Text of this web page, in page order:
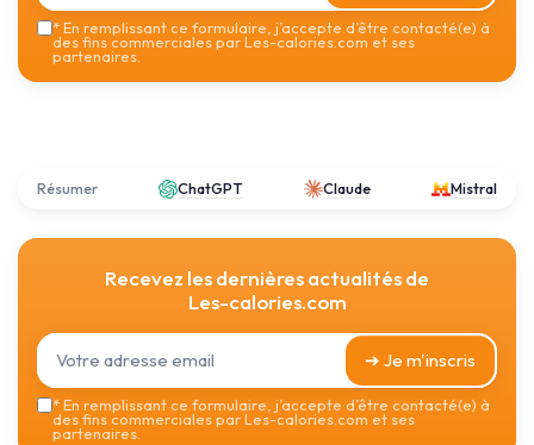
*En remplissant ce formulaire, j’accepte d’être contacté(e) à
des fins commerciales par Les-calories.com et ses
partenaires.
Résumer ChatGPT Claude Mistral
Recevez les dernières actualités de
Les-calories.com
➔ Je m'inscris
*En remplissant ce formulaire, j’accepte d’être contacté(e) à
des fins commerciales par Les-calories.com et ses
partenaires.